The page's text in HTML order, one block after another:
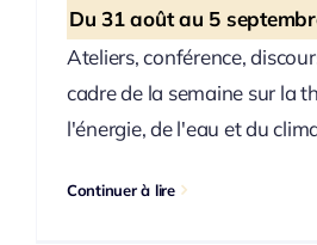
Du 31 août au 5
Ateliers, conférence,
cadre de la semaine sur la
l'énergie, de l'eau et du
Continuer à lire